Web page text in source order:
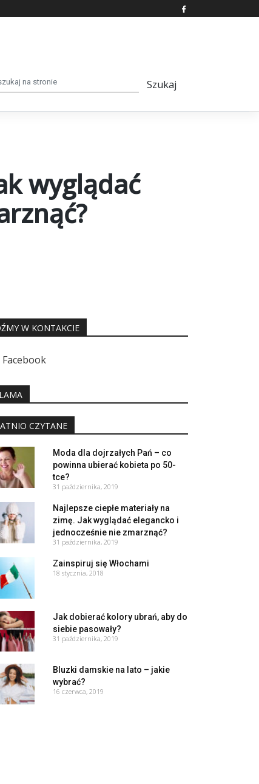
wyglądać
W KONTAKCIE
Facebook
CZYTANE
Moda dla dojrzałych Pań – co
powinna ubierać kobieta po 50-
tce?
31 października, 2019
Najlepsze ciepłe materiały na
zimę. Jak wyglądać elegancko i
jednocześnie nie zmarznąć?
31 października, 2019
Zainspiruj się Włochami
18 stycznia, 2018
Jak dobierać kolory ubrań, aby do
siebie pasowały?
31 października, 2019
Bluzki damskie na lato – jakie
wybrać?
16 czerwca, 2019